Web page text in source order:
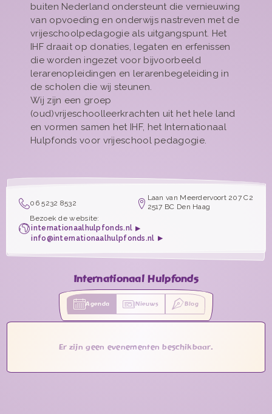
buiten Nederland ondersteunt die vernieuwing
van opvoeding en onderwijs nastreven met de
vrijeschoolpedagogie als uitgangspunt. Het
IHF draait op donaties, legaten en erfenissen
die worden ingezet voor bijvoorbeeld
lerarenopleidingen en lerarenbegeleiding in
de scholen die wij steunen.
Wij zijn een groep
(oud)vrijeschoolleerkrachten uit het hele land
en vormen samen het IHF, het Internationaal
Hulpfonds voor vrijeschool pedagogie.
06 5232 8532
Laan van Meerdervoort 207 C2
2517 BC Den Haag
Bezoek de website:
internationaalhulpfonds.nl
info@internationaalhulpfonds.nl
Internationaal Hulpfonds
Agenda Nieuws Blog
Er zijn geen evenementen beschikbaar.